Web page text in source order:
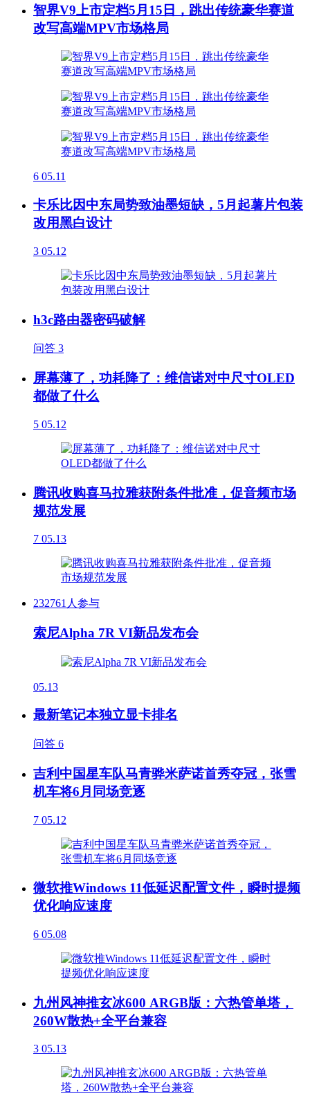
智界V9上市定档5月15日，跳出传统豪华赛道
改写高端MPV市场格局
6 05.11
卡乐比因中东局势致油墨短缺，5月起薯片包装
改用黑白设计
3 05.12
h3c路由器密码破解
问答 3
屏幕薄了，功耗降了：维信诺对中尺寸OLED
都做了什么
5 05.12
腾讯收购喜马拉雅获附条件批准，促音频市场
规范发展
7 05.13
232761人参与
索尼Alpha 7R VI新品发布会
05.13
最新笔记本独立显卡排名
问答 6
吉利中国星车队马青骅米萨诺首秀夺冠，张雪
机车将6月同场竞逐
7 05.12
微软推Windows 11低延迟配置文件，瞬时提频
优化响应速度
6 05.08
九州风神推玄冰600 ARGB版：六热管单塔，
260W散热+全平台兼容
3 05.13